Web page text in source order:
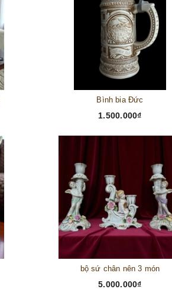
Bình bia Đức
1.500.000₫
bộ sứ chân nên 3 món
5.000.000₫